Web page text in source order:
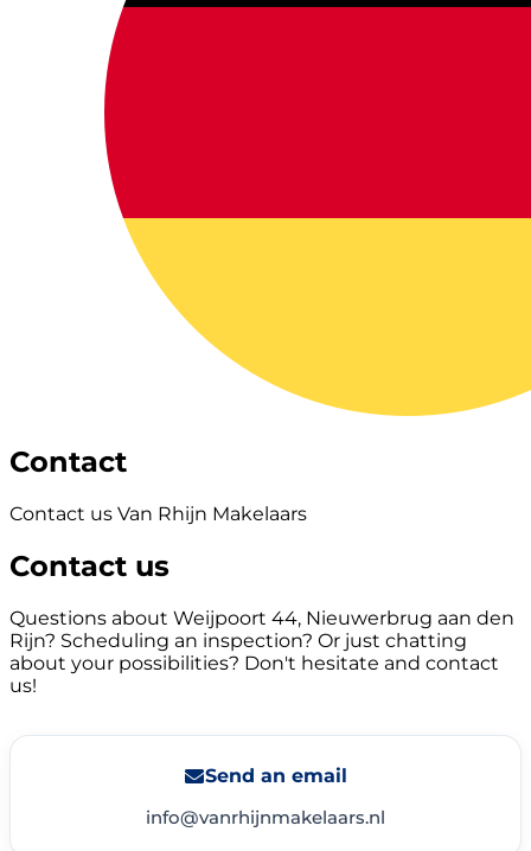
Contact
Contact us Van Rhijn Makelaars
Contact us
Questions about Weijpoort 44, Nieuwerbrug aan den
Rijn? Scheduling an inspection? Or just chatting
about your possibilities? Don't hesitate and contact
us!
Send an email
info@vanrhijnmakelaars.nl